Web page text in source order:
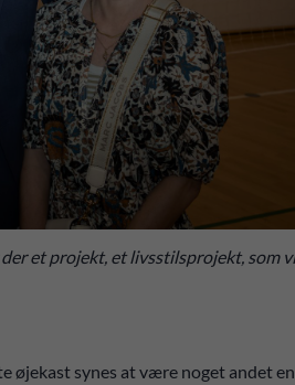
et projekt, et livsstilsprojekt, som
øjekast synes at være noget andet